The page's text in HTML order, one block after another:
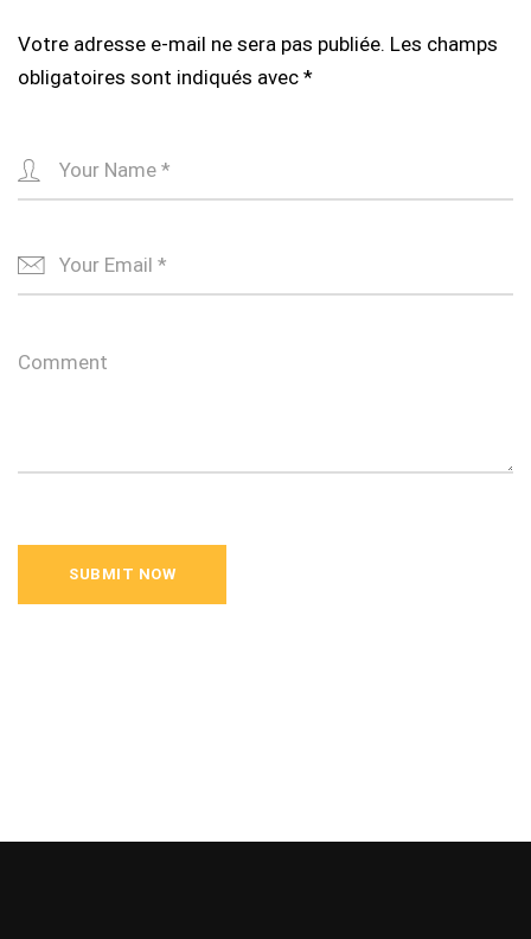
Votre adresse e-mail ne sera pas publiée. Les champs
obligatoires sont indiqués avec *